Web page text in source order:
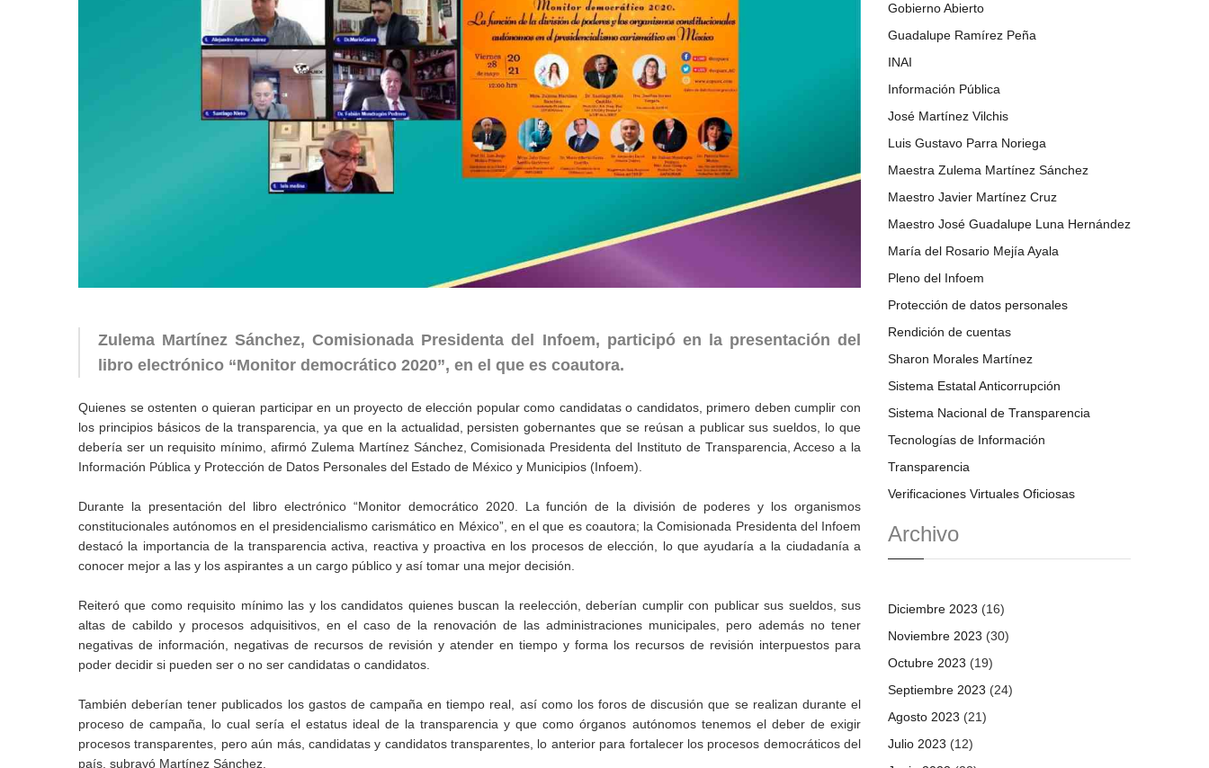
Zulema Martínez Sánchez, Comisionada Presidenta del Infoem, participó en la presentación del
libro electrónico “Monitor democrático 2020”, en el que es coautora.
Quienes se ostenten o quieran participar en un proyecto de elección popular como candidatas o candidatos, primero deben cumplir con
los principios básicos de la transparencia, ya que en la actualidad, persisten gobernantes que se reúsan a publicar sus sueldos, lo que
debería ser un requisito mínimo, afirmó Zulema Martínez Sánchez, Comisionada Presidenta del Instituto de Transparencia, Acceso a la
Información Pública y Protección de Datos Personales del Estado de México y Municipios (Infoem).
Durante la presentación del libro electrónico “Monitor democrático 2020. La función de la división de poderes y los organismos
constitucionales autónomos en el presidencialismo carismático en México”, en el que es coautora; la Comisionada Presidenta del Infoem
destacó la importancia de la transparencia activa, reactiva y proactiva en los procesos de elección, lo que ayudaría a la ciudadanía a
conocer mejor a las y los aspirantes a un cargo público y así tomar una mejor decisión.
Reiteró que como requisito mínimo las y los candidatos quienes buscan la reelección, deberían cumplir con publicar sus sueldos, sus
altas de cabildo y procesos adquisitivos, en el caso de la renovación de las administraciones municipales, pero además no tener
negativas de información, negativas de recursos de revisión y atender en tiempo y forma los recursos de revisión interpuestos para
poder decidir si pueden ser o no ser candidatas o candidatos.
También deberían tener publicados los gastos de campaña en tiempo real, así como los foros de discusión que se realizan durante el
proceso de campaña, lo cual sería el estatus ideal de la transparencia y que como órganos autónomos tenemos el deber de exigir
procesos transparentes, pero aún más, candidatas y candidatos transparentes, lo anterior para fortalecer los procesos democráticos del
país, subrayó Martínez Sánchez.
Gobierno Abierto
Guadalupe Ramírez Peña
INAI
Información Pública
José Martínez Vilchis
Luis Gustavo Parra Noriega
Maestra Zulema Martínez Sánchez
Maestro Javier Martínez Cruz
Maestro José Guadalupe Luna Hernández
María del Rosario Mejía Ayala
Pleno del Infoem
Protección de datos personales
Rendición de cuentas
Sharon Morales Martínez
Sistema Estatal Anticorrupción
Sistema Nacional de Transparencia
Tecnologías de Información
Transparencia
Verificaciones Virtuales Oficiosas
Archivo
Diciembre 2023 (16)
Noviembre 2023 (30)
Octubre 2023 (19)
Septiembre 2023 (24)
Agosto 2023 (21)
Julio 2023 (12)